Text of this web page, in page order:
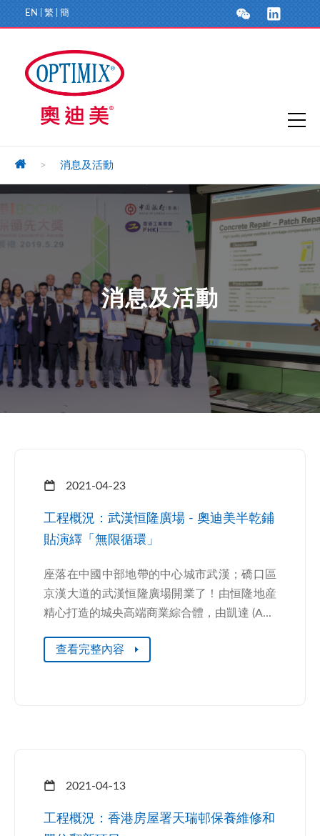
EN 繁 簡
> 消息及活動
消息及活動
2021-04-23
工程概況：武漢恒隆廣場 - 奧迪美半乾鋪
貼演繹「無限循環」
座落在中國中部地帶的中心城市武漢；礄口區
京漢大道的武漢恒隆廣場開業了！由恒隆地産
精心打造的城央高端商業綜合體，由凱達 (A...
查看完整內容
2021-04-13
工程概況：香港房屋署天瑞邨保養維修和